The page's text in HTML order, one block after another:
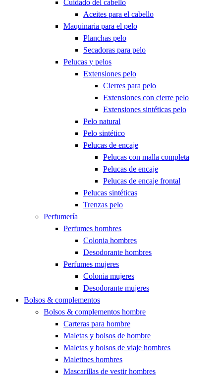
Cuidado del cabello
Aceites para el cabello
Maquinaria para el pelo
Planchas pelo
Secadoras para pelo
Pelucas y pelos
Extensiones pelo
Cierres para pelo
Extensiones con cierre pelo
Extensiones sintéticas pelo
Pelo natural
Pelo sintético
Pelucas de encaje
Pelucas con malla completa
Pelucas de encaje
Pelucas de encaje frontal
Pelucas sintéticas
Trenzas pelo
Perfumería
Perfumes hombres
Colonia hombres
Desodorante hombres
Perfumes mujeres
Colonia mujeres
Desodorante mujeres
Bolsos & complementos
Bolsos & complementos hombre
Carteras para hombre
Maletas y bolsos de hombre
Maletas y bolsos de viaje hombres
Maletines hombres
Mascarillas de vestir hombres